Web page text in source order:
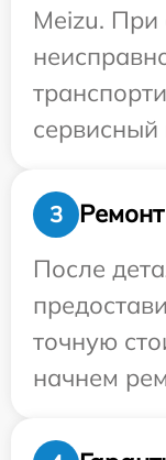
Meizu. При
сервисный
3
После
точную
начнем